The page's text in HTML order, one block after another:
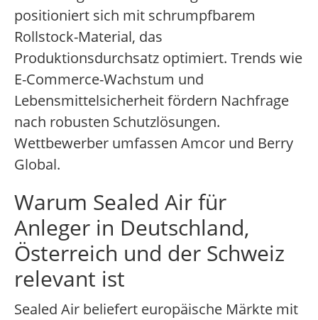
positioniert sich mit schrumpfbarem
Rollstock-Material, das
Produktionsdurchsatz optimiert. Trends wie
E-Commerce-Wachstum und
Lebensmittelsicherheit fördern Nachfrage
nach robusten Schutzlösungen.
Wettbewerber umfassen Amcor und Berry
Global.
Warum Sealed Air für
Anleger in Deutschland,
Österreich und der Schweiz
relevant ist
Sealed Air beliefert europäische Märkte mit